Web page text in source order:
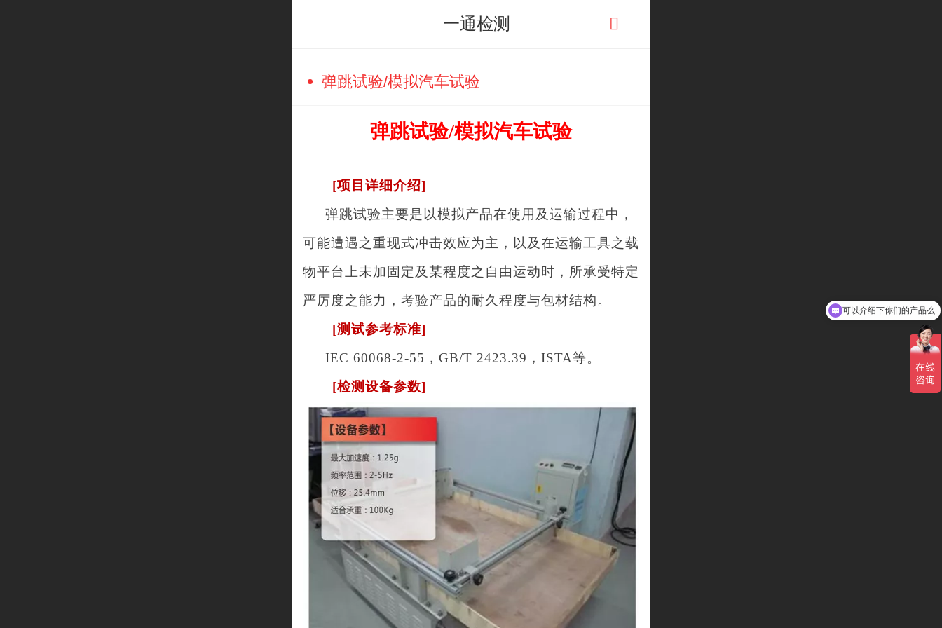
一通检测
弹跳试验/模拟汽车试验
弹跳试验/模拟汽车试验
[项目详细介绍]
弹跳试验主要是以模拟产品在使用及运输过程中，
可能遭遇之重现式冲击效应为主，以及在运输工具之载
物平台上未加固定及某程度之自由运动时，所承受特定
严厉度之能力，考验产品的耐久程度与包材结构。
[测试参考标准]
IEC 60068-2-55 ， GB/T 2423.39 ， ISTA等。
[检测设备参数]
可以介绍下你们的产品么